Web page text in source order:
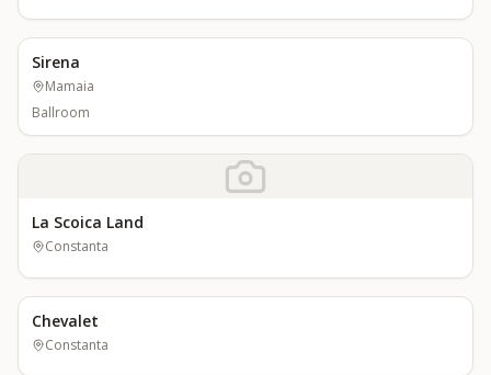
Sirena
Mamaia
Ballroom
La Scoica Land
Constanta
Chevalet
Constanta